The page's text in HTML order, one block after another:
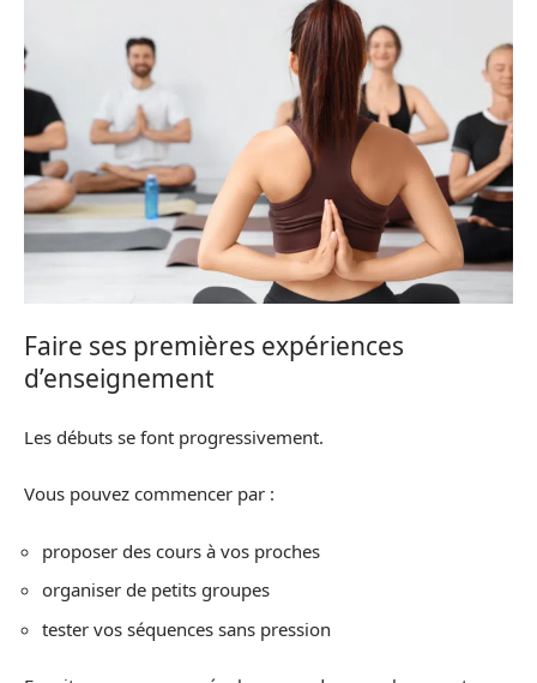
Faire ses premières expériences
d’enseignement
Les débuts se font progressivement.
Vous pouvez commencer par :
proposer des cours à vos proches
organiser de petits groupes
tester vos séquences sans pression